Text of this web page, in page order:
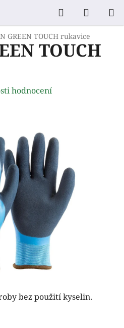
Hledat
KOŠÍK
GREEN TOUCH rukavice
bez použití kyselin.
TOUCH
hodnocení